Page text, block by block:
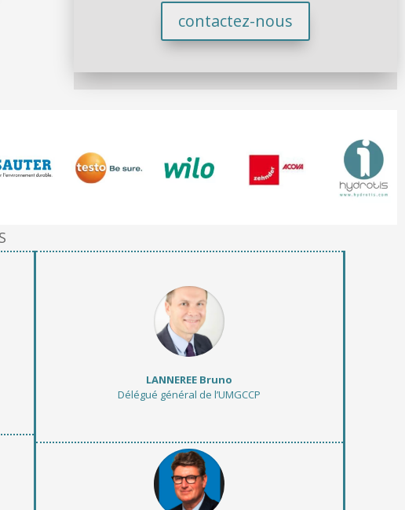
contactez-nous
LANNEREE Bruno
Délégué général de l’UMGCCP